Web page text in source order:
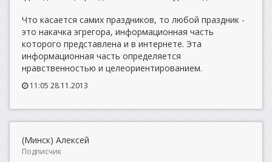
Что касается самих праздников, то любой праздник -
это накачка эгрегора, информационная часть
которого представлена и в интернете. Эта
информационная часть определяется
нравственностью и целеориентированием.
11:05 28.11.2013
(Минск) Алексей
Подписчик